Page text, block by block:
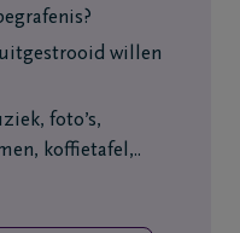
willen
foto’s,
koffietafel,..